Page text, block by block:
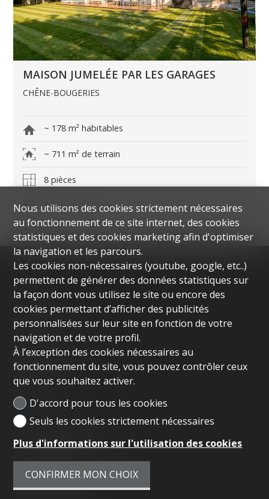
MAISON JUMELÉE PAR LES GARAGES
CHÊNE-BOUGERIES
~ 178 m² habitables
~ 711 m² de terrain
8 pièces
4 places de parc
Menu
Accueil
À VENDRE
À LOUER
Gestion de propriétés
Votre agence
Références
Contact
Contactez-nous
Tactica Real Estate
Chemin des Hauts-Crêts 38
1223 Cologny
Tél.079 658 94 30
Nous utilisons des cookies strictement nécessaires
au fonctionnement de ce site internet, des cookies
statistiques et des cookies marketing afin d'optimiser
la navigation et les parcours.
Les cookies non-nécessaires (youtube, google, etc..)
permettent de générer des données statistiques sur
la façon dont vous utilisez le site ou encore des
cookies permettant d’afficher des publicités
personnalisées sur leur site en fonction de votre
navigation et de votre profil.
À l’exception des cookies nécessaires au
fonctionnement du site, vous pouvez contrôler ceux
que vous souhaitez activer.
D'accord pour tous les cookies
Seuls les cookies strictement nécessaires
Plus d'informations sur l'utilisation des cookies
CONFIRMER MON CHOIX